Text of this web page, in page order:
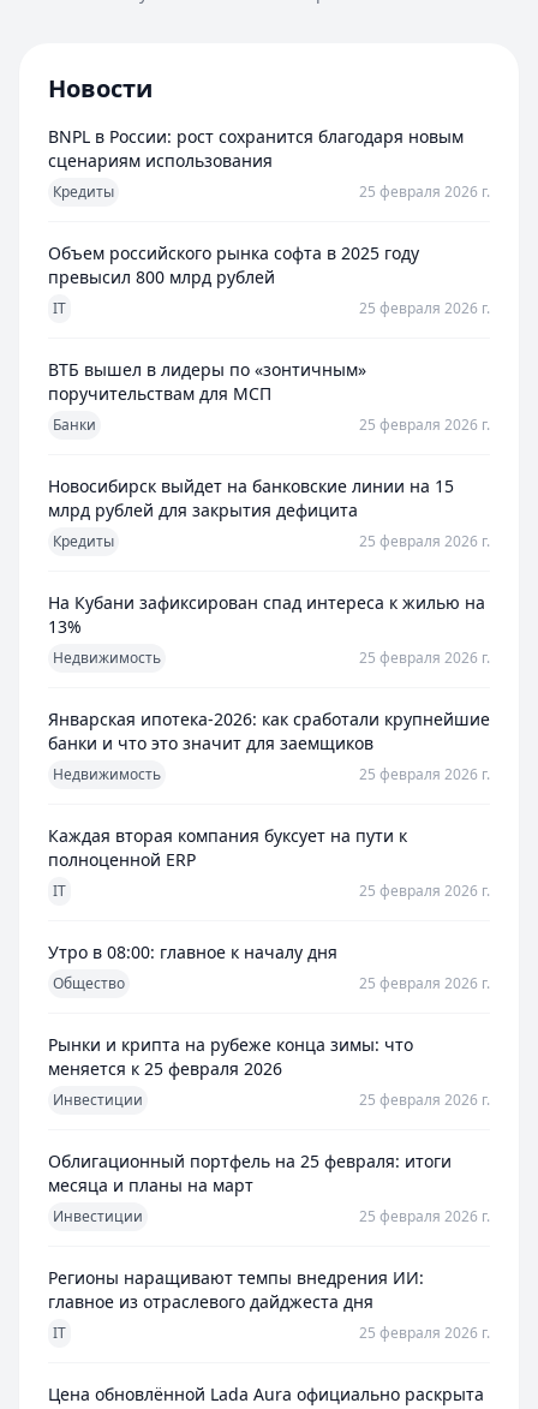
Новости
BNPL в России: рост сохранится благодаря новым
сценариям использования
Кредиты 25 февраля 2026 г.
Объем российского рынка софта в 2025 году
превысил 800 млрд рублей
IT 25 февраля 2026 г.
ВТБ вышел в лидеры по «зонтичным»
поручительствам для МСП
Банки 25 февраля 2026 г.
Новосибирск выйдет на банковские линии на 15
млрд рублей для закрытия дефицита
Кредиты 25 февраля 2026 г.
На Кубани зафиксирован спад интереса к жилью на
13%
Недвижимость 25 февраля 2026 г.
Январская ипотека-2026: как сработали крупнейшие
банки и что это значит для заемщиков
Недвижимость 25 февраля 2026 г.
Каждая вторая компания буксует на пути к
полноценной ERP
IT 25 февраля 2026 г.
Утро в 08:00: главное к началу дня
Общество 25 февраля 2026 г.
Рынки и крипта на рубеже конца зимы: что
меняется к 25 февраля 2026
Инвестиции 25 февраля 2026 г.
Облигационный портфель на 25 февраля: итоги
месяца и планы на март
Инвестиции 25 февраля 2026 г.
Регионы наращивают темпы внедрения ИИ:
главное из отраслевого дайджеста дня
IT 25 февраля 2026 г.
Цена обновлённой Lada Aura официально раскрыта